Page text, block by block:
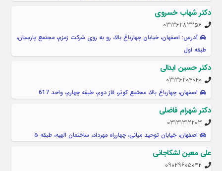
دکتر شهاب خسروی
03136283256
آدرس: اصفهان، خیابان چهارباغ بالا، رو به روی شرکت زمزم، مجتمع پارسیان،
طبقه اول
دکتر حسین ابدالی
03136204040
اصفهان، چهارباغ بالا، مجتمع کوثر، فاز دوم، طبقه چهارم، واحد 617
دکتر شهرام فاضلی
03131312203
اصفهان، خیابان توحید میانی، چهارراه مهرداد، ساختمان الهیه، طبقه ۵
علی معین لشکاجانی
۰۹۰۲۹۶۰۵۰۴۲